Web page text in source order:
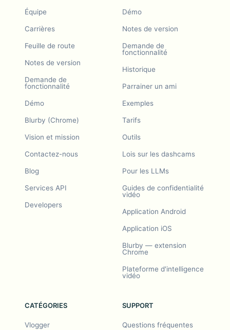
Équipe
Carrières
Feuille de route
Notes de version
Demande de
fonctionnalité
Démo
Blurby (Chrome)
Vision et mission
Contactez-nous
Blog
Services API
Developers
Démo
Notes de version
Demande de
fonctionnalité
Historique
Parrainer un ami
Exemples
Tarifs
Outils
Lois sur les dashcams
Pour les LLMs
Guides de confidentialité
vidéo
Application Android
Application iOS
Blurby — extension
Chrome
Plateforme d'intelligence
vidéo
CATÉGORIES
Vlogger
SUPPORT
Questions fréquentes